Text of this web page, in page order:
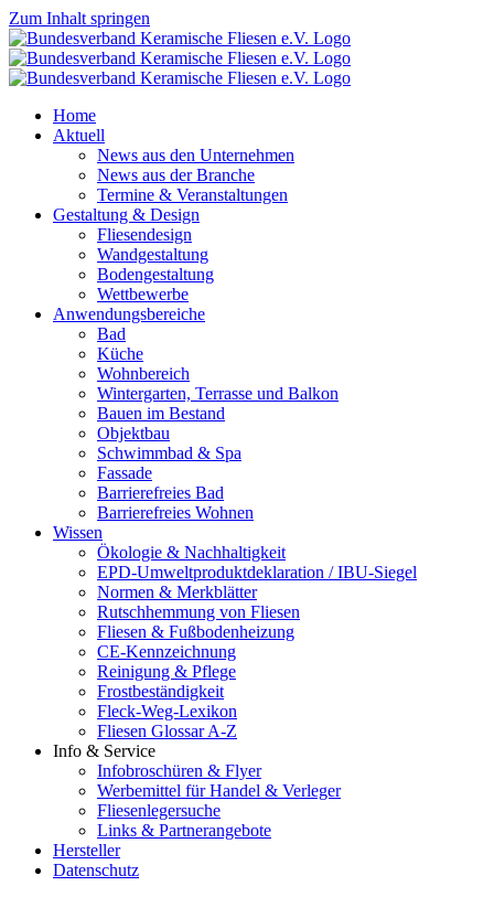
Zum Inhalt springen
Home
Aktuell
News aus den Unternehmen
News aus der Branche
Termine & Veranstaltungen
Gestaltung & Design
Fliesendesign
Wandgestaltung
Bodengestaltung
Wettbewerbe
Anwendungsbereiche
Bad
Küche
Wohnbereich
Wintergarten, Terrasse und Balkon
Bauen im Bestand
Objektbau
Schwimmbad & Spa
Fassade
Barrierefreies Bad
Barrierefreies Wohnen
Wissen
Ökologie & Nachhaltigkeit
EPD-Umweltproduktdeklaration / IBU-Siegel
Normen & Merkblätter
Rutschhemmung von Fliesen
Fliesen & Fußbodenheizung
CE-Kennzeichnung
Reinigung & Pflege
Frostbeständigkeit
Fleck-Weg-Lexikon
Fliesen Glossar A-Z
Info & Service
Infobroschüren & Flyer
Werbemittel für Handel & Verleger
Fliesenlegersuche
Links & Partnerangebote
Hersteller
Datenschutz